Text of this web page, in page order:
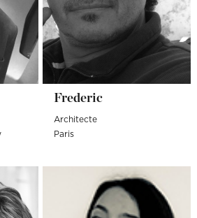
Frederic
Architecte
Paris